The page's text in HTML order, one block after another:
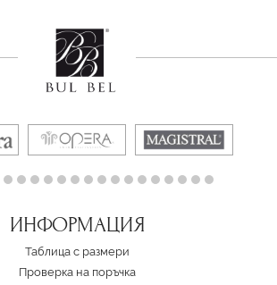
ИНФОРМАЦИЯ
Таблица с размери
Проверка на поръчка